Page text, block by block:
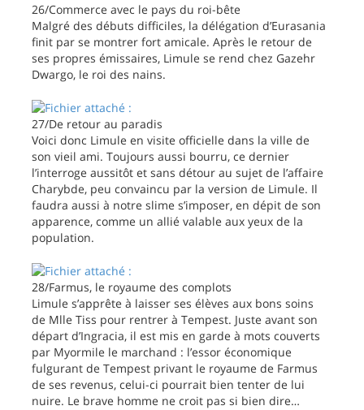
26/Commerce avec le pays du roi-bête
Malgré des débuts difficiles, la délégation d’Eurasania
finit par se montrer fort amicale. Après le retour de
ses propres émissaires, Limule se rend chez Gazehr
Dwargo, le roi des nains.
27/De retour au paradis
Voici donc Limule en visite officielle dans la ville de
son vieil ami. Toujours aussi bourru, ce dernier
l’interroge aussitôt et sans détour au sujet de l’affaire
Charybde, peu convaincu par la version de Limule. Il
faudra aussi à notre slime s’imposer, en dépit de son
apparence, comme un allié valable aux yeux de la
population.
28/Farmus, le royaume des complots
Limule s’apprête à laisser ses élèves aux bons soins
de Mlle Tiss pour rentrer à Tempest. Juste avant son
départ d’Ingracia, il est mis en garde à mots couverts
par Myormile le marchand : l’essor économique
fulgurant de Tempest privant le royaume de Farmus
de ses revenus, celui-ci pourrait bien tenter de lui
nuire. Le brave homme ne croit pas si bien dire…